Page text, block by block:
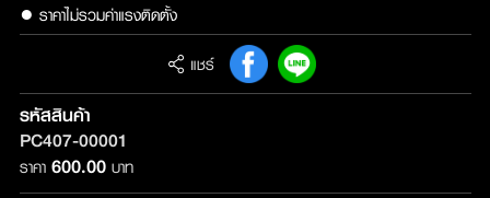
● ราคาไม่รวมค่าแรงติดตั้ง
แชร์
รหัสสินค้า
PC407-00001
ราคา 600.00บาท